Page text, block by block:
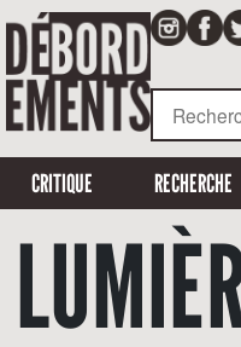
CRITIQUE RECHERCHE